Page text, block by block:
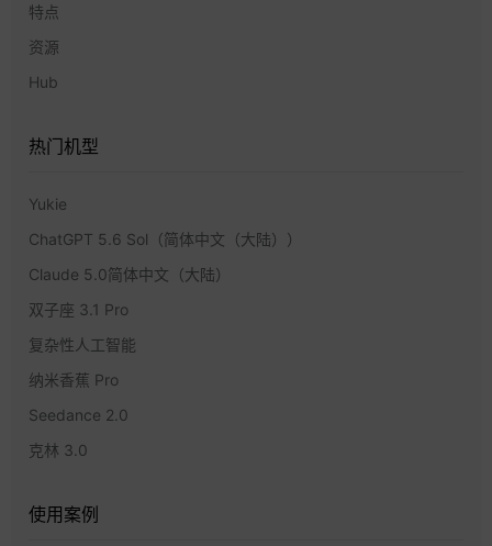
特点
资源
Hub
热门机型
Yukie
ChatGPT 5.6 Sol（简体中文（大陆））
Claude 5.0简体中文（大陆）
双子座 3.1 Pro
复杂性人工智能
纳米香蕉 Pro
Seedance 2.0
克林 3.0
使用案例